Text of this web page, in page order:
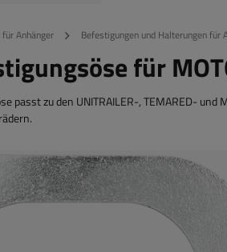
Anhänger Befestigungen und Halterungen für
für
passt zu den UNITRAILER-, TEMARED-